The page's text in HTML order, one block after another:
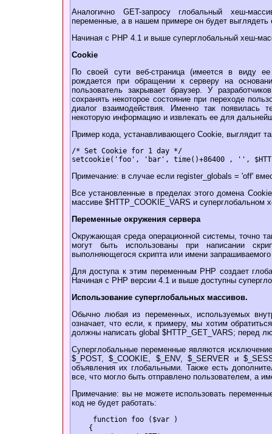
Аналогично GET-запросу глобальный хеш-
переменные, а в нашем примере он будет
Начиная с PHP 4.1 и выше суперглобальный хеш-
Cookie
По своей сути веб-страница (имеется в виду
рождается при обращении к серверу на
пользователь закрывает браузер. У
сохранять некоторое состояние при переходе
диалог взаимодействия. Именно так появилась
некоторую информацию и извлекать ее для
Пример кода, устанавливающего Cookie, выглядит
/* Set Cookie for 1 day */
setcookie('foo', 'bar', time()+86400 , '',
Примечание: в случае если register_globals = 'off'
Все установленные в пределах этого домена
массиве $HTTP_COOKIE_VARS и суперглобальном
Переменные окружения сервера
Окружающая среда операционной системы, точно
могут быть использованы при написании
выполняющегося скрипта или имени запрашиваемого
Для доступа к этим переменным PHP создает
Начиная с PHP версии 4.1 и выше доступны
Использование суперглобальных массивов.
Обычно любая из переменных, используемых
означает, что если, к примеру, мы хотим
должны написать global $HTTP_GET_VARS; перед
Суперглобальные переменные являются
$_POST, $_COOKIE, $_ENV, $_SERVER и
объявления их глобальными. Также есть
все, что могло быть отправлено пользователем, а
Примечание: вы не можете использовать
код не будет работать:
function foo ($var )
{